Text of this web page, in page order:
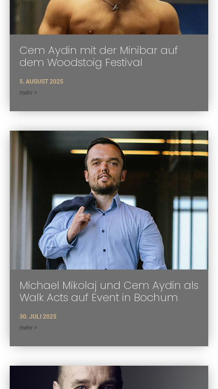
Cem Aydin mit der Minibar auf
dem Woodstoig Festival
5. AUGUST 2025
mehr >
Michael Mikolaj und Cem Aydin als
Walk Acts auf Event in Bochum
30. JULI 2025
mehr >